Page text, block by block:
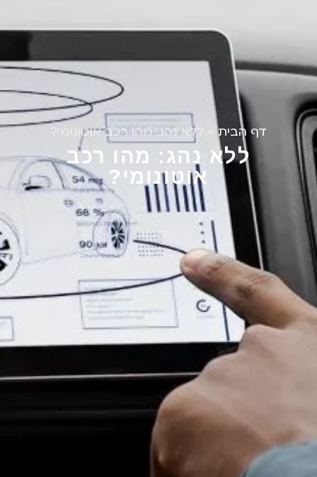
דף הבית» ללא נהג: מהו רכב אוטונומי?
ללא נהג: מהו רכב
אוטונומי?